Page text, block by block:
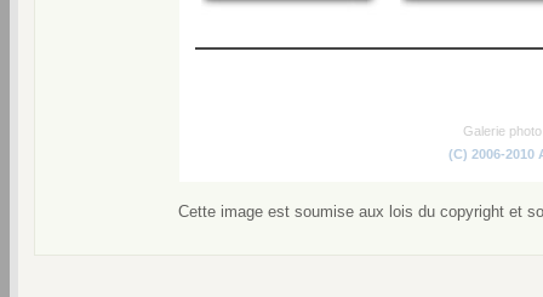
Galerie
(C) 2006-2010
Cette image est soumise aux lois du copyright et